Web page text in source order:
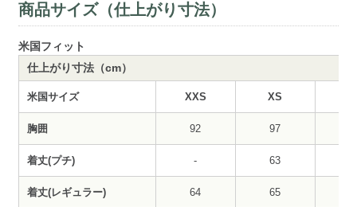
商品サイズ（仕上がり寸法）
米国フィット
仕上がり寸法（cm）
米国サイズ XXS XS
胸囲 92 97
着丈(プチ) - 63
着丈(レギュラー) 64 65